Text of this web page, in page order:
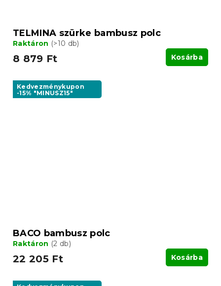
TELMINA szürke bambusz polc
Raktáron (>10 db)
8 879 Ft Kosárba
Kedvezménykupon
-15% "MINUSZ15"
BACO bambusz polc
Raktáron (2 db)
22 205 Ft Kosárba